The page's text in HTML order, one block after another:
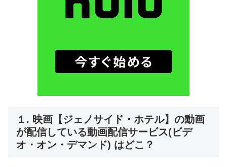
１. 映画【ジェノサイド・ホテル】の動画
が配信している動画配信サービス(ビデ
オ・オン・デマンド) はどこ？